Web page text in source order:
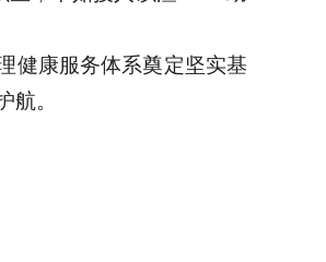
健康服务体系奠定坚实基
。